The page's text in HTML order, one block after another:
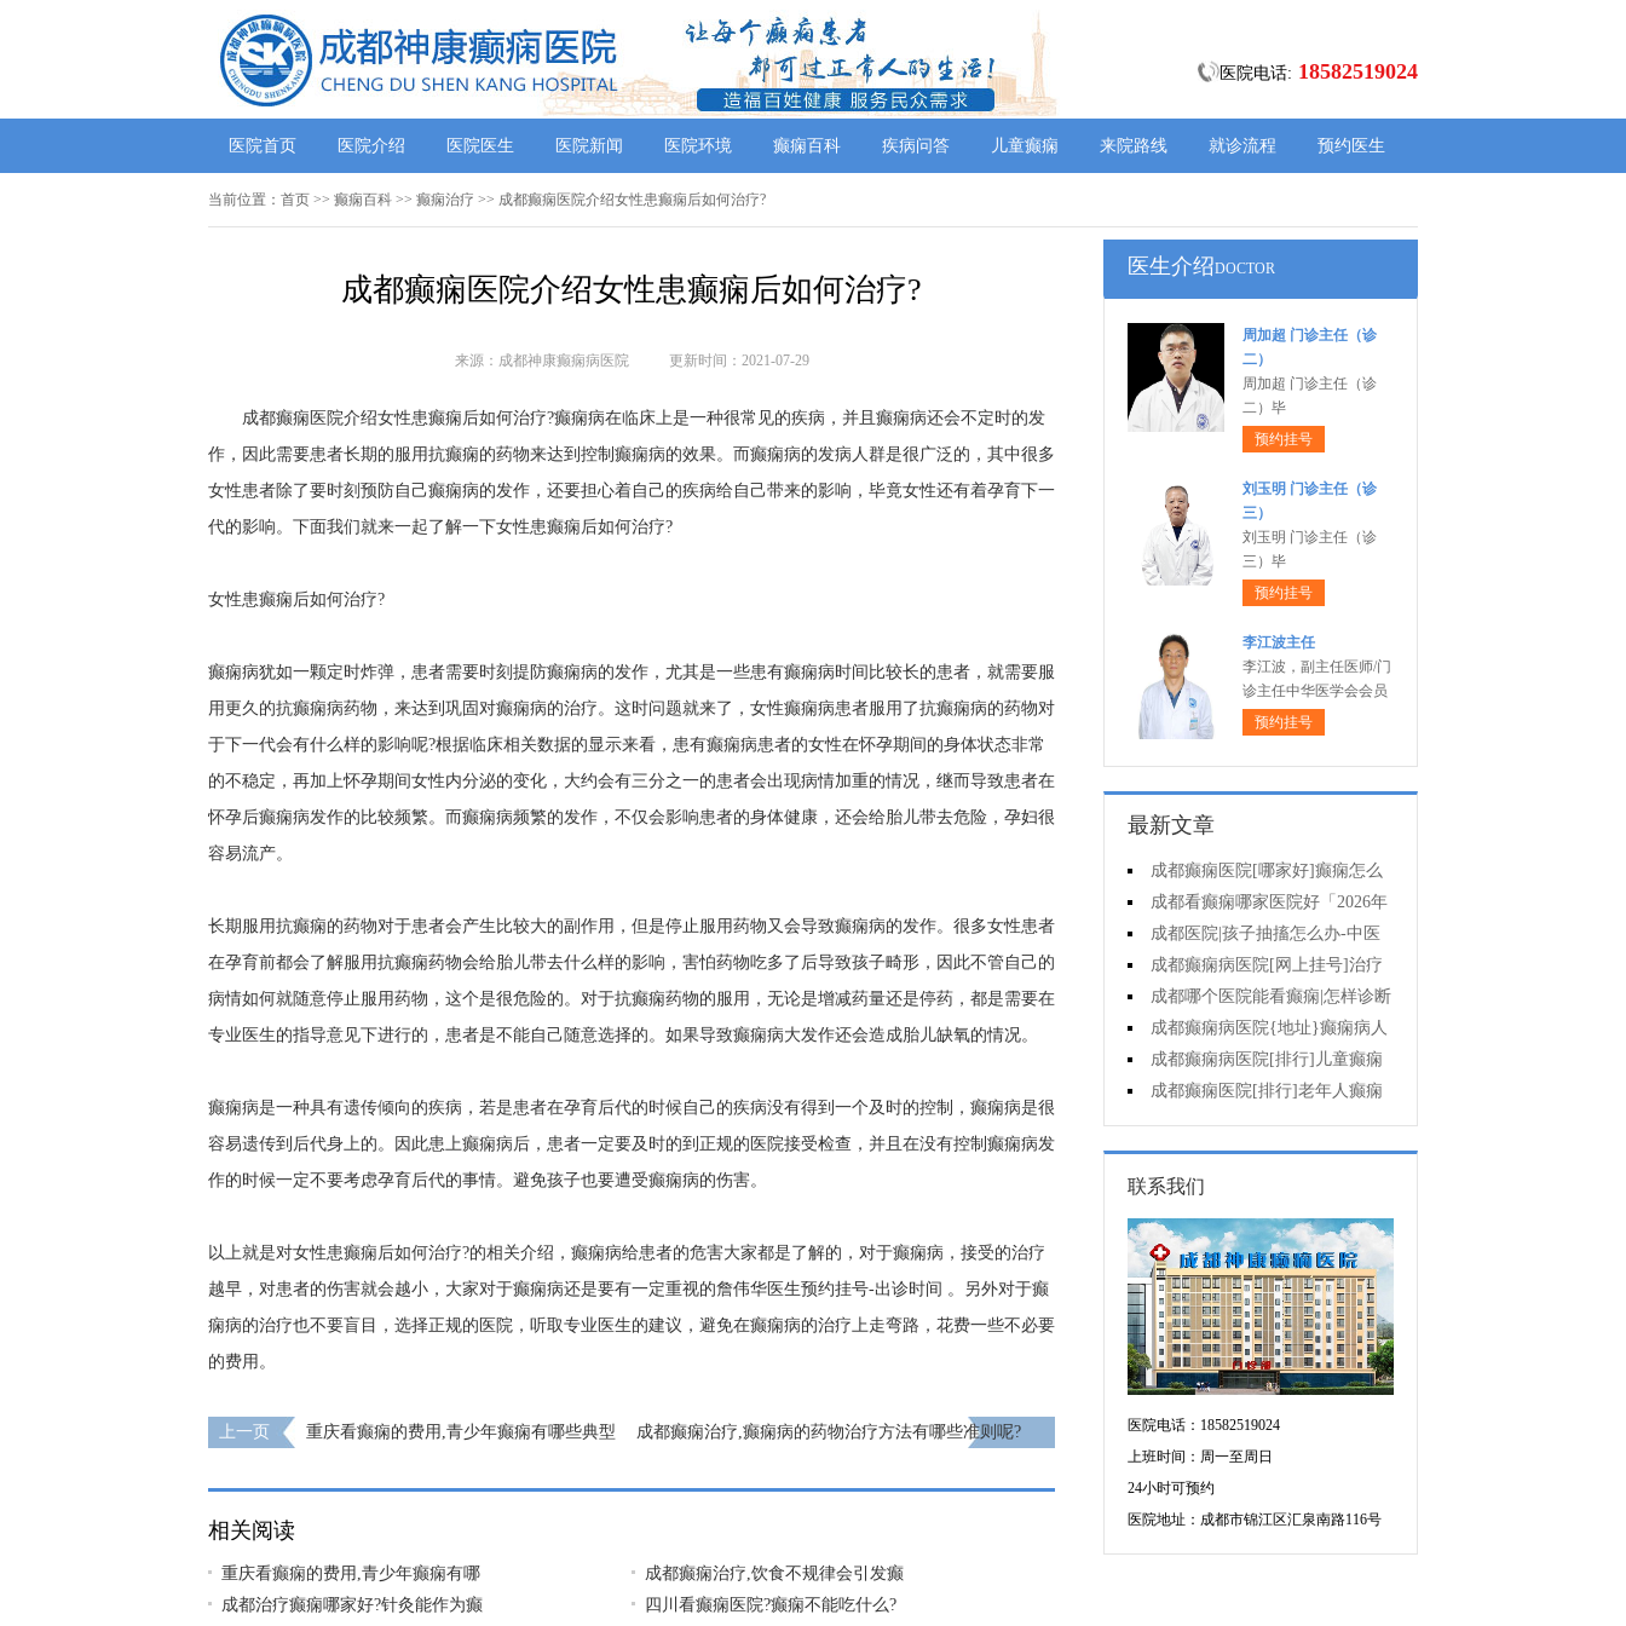
医院电话: 18582519024
医院首页 医院介绍 医院医生 医院新闻 医院环境 癫痫百科 疾病问答 儿童癫痫 来院路线 就诊流程 预约医生
当前位置： 首页 >> 癫痫百科 >> 癫痫治疗 >> 成都癫痫医院介绍女性患癫痫后如何治疗?
成都癫痫医院介绍女性患癫痫后如何治疗?
来源：成都神康癫痫病医院 更新时间：2021-07-29
成都癫痫医院介绍女性患癫痫后如何治疗?癫痫病在临床上是一种很常见的疾病，并且癫痫病还会不定时的发
作，因此需要患者长期的服用抗癫痫的药物来达到控制癫痫病的效果。而癫痫病的发病人群是很广泛的，其中很多
女性患者除了要时刻预防自己癫痫病的发作，还要担心着自己的疾病给自己带来的影响，毕竟女性还有着孕育下一
代的影响。下面我们就来一起了解一下女性患癫痫后如何治疗?
女性患癫痫后如何治疗?
癫痫病犹如一颗定时炸弹，患者需要时刻提防癫痫病的发作，尤其是一些患有癫痫病时间比较长的患者，就需要服
用更久的抗癫痫病药物，来达到巩固对癫痫病的治疗。这时问题就来了，女性癫痫病患者服用了抗癫痫病的药物对
于下一代会有什么样的影响呢?根据临床相关数据的显示来看，患有癫痫病患者的女性在怀孕期间的身体状态非常
的不稳定，再加上怀孕期间女性内分泌的变化，大约会有三分之一的患者会出现病情加重的情况，继而导致患者在
怀孕后癫痫病发作的比较频繁。而癫痫病频繁的发作，不仅会影响患者的身体健康，还会给胎儿带去危险，孕妇很
容易流产。
长期服用抗癫痫的药物对于患者会产生比较大的副作用，但是停止服用药物又会导致癫痫病的发作。很多女性患者
在孕育前都会了解服用抗癫痫药物会给胎儿带去什么样的影响，害怕药物吃多了后导致孩子畸形，因此不管自己的
病情如何就随意停止服用药物，这个是很危险的。对于抗癫痫药物的服用，无论是增减药量还是停药，都是需要在
专业医生的指导意见下进行的，患者是不能自己随意选择的。如果导致癫痫病大发作还会造成胎儿缺氧的情况。
癫痫病是一种具有遗传倾向的疾病，若是患者在孕育后代的时候自己的疾病没有得到一个及时的控制，癫痫病是很
容易遗传到后代身上的。因此患上癫痫病后，患者一定要及时的到正规的医院接受检查，并且在没有控制癫痫病发
作的时候一定不要考虑孕育后代的事情。避免孩子也要遭受癫痫病的伤害。
以上就是对女性患癫痫后如何治疗?的相关介绍，癫痫病给患者的危害大家都是了解的，对于癫痫病，接受的治疗
越早，对患者的伤害就会越小，大家对于癫痫病还是要有一定重视的詹伟华医生预约挂号-出诊时间 。另外对于癫
痫病的治疗也不要盲目，选择正规的医院，听取专业医生的建议，避免在癫痫病的治疗上走弯路，花费一些不必要
的费用。
上一页
重庆看癫痫的费用,青少年癫痫有哪些典型
成都癫痫治疗,癫痫病的药物治疗方法有哪些准则呢?
相关阅读
重庆看癫痫的费用,青少年癫痫有哪
成都癫痫治疗,饮食不规律会引发癫
成都治疗癫痫哪家好?针灸能作为癫
四川看癫痫医院?癫痫不能吃什么?
医生介绍DOCTOR
周加超 门诊主任（诊
二）
周加超 门诊主任（诊
二）毕
预约挂号
刘玉明 门诊主任（诊
三）
刘玉明 门诊主任（诊
三）毕
预约挂号
李江波主任
李江波，副主任医师/门
诊主任中华医学会会员
预约挂号
最新文章
成都癫痫医院[哪家好]癫痫怎么
治才有效?
成都看癫痫哪家医院好「2026年
度公布」癫痫病人适合参加哪些体
育活动?
成都医院|孩子抽搐怎么办-中医
怎么治疗癫痫呢?
成都癫痫病医院[网上挂号]治疗
癫痫要注意什么?
成都哪个医院能看癫痫|怎样诊断
癫痫?成都癫痫病医院{地址}癫痫病人
用药需注意什么?
成都癫痫病医院[排行]儿童癫痫
治疗注意什么?
成都癫痫医院[排行]老年人癫痫
的常见原因是什么?
联系我们
医院电话：18582519024
上班时间：周一至周日
24小时可预约
医院地址：成都市锦江区汇泉南路116号